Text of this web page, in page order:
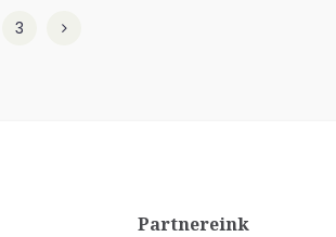
3
Partnereink